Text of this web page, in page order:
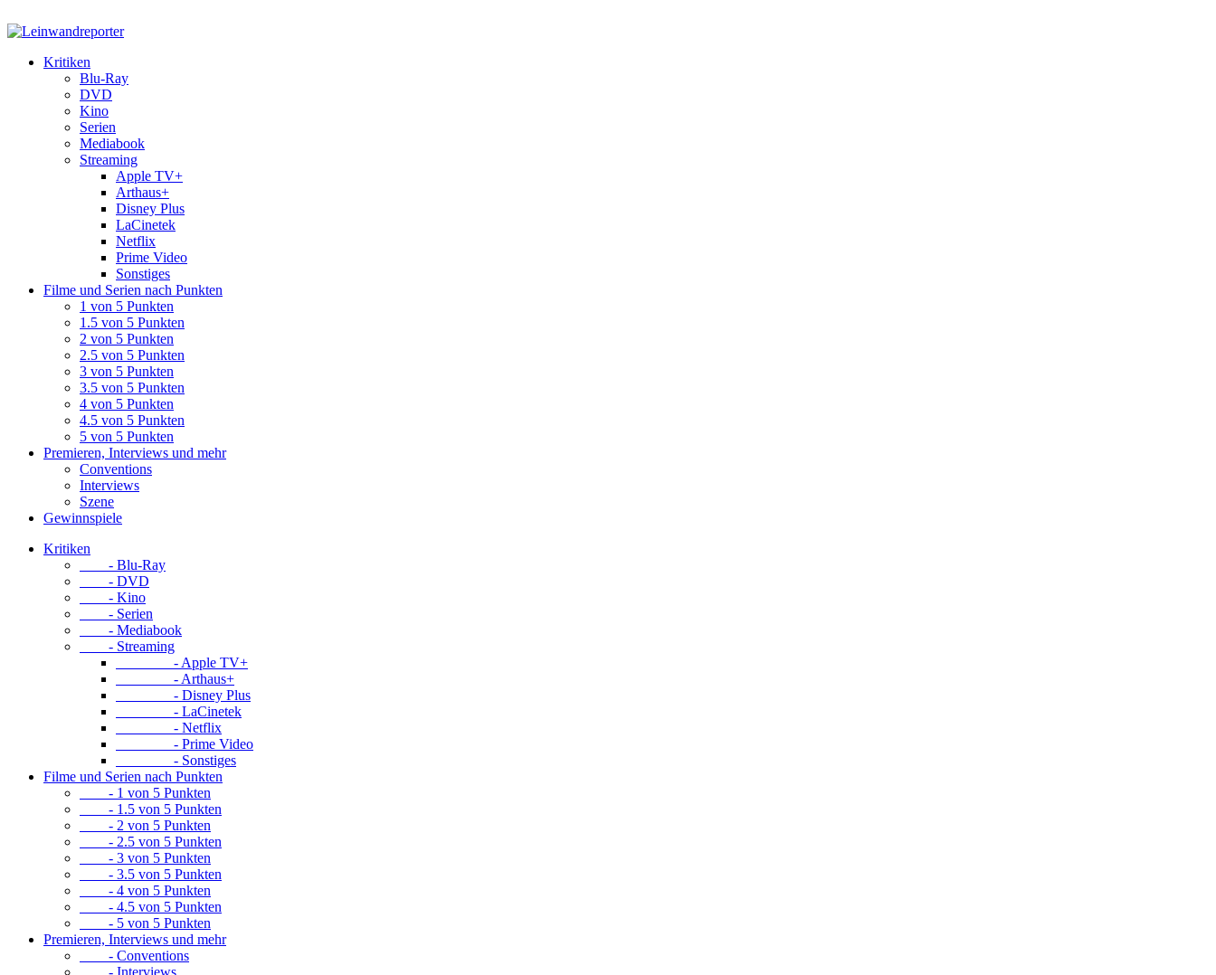
Kritiken
Blu-Ray
DVD
Kino
Serien
Mediabook
Streaming
Apple TV+
Arthaus+
Disney Plus
LaCinetek
Netflix
Prime Video
Sonstiges
Filme und Serien nach Punkten
1 von 5 Punkten
1.5 von 5 Punkten
2 von 5 Punkten
2.5 von 5 Punkten
3 von 5 Punkten
3.5 von 5 Punkten
4 von 5 Punkten
4.5 von 5 Punkten
5 von 5 Punkten
Premieren, Interviews und mehr
Conventions
Interviews
Szene
Gewinnspiele
Kritiken
- Blu-Ray
- DVD
- Kino
- Serien
- Mediabook
- Streaming
- Apple TV+
- Arthaus+
- Disney Plus
- LaCinetek
- Netflix
- Prime Video
- Sonstiges
Filme und Serien nach Punkten
- 1 von 5 Punkten
- 1.5 von 5 Punkten
- 2 von 5 Punkten
- 2.5 von 5 Punkten
- 3 von 5 Punkten
- 3.5 von 5 Punkten
- 4 von 5 Punkten
- 4.5 von 5 Punkten
- 5 von 5 Punkten
Premieren, Interviews und mehr
- Conventions
- Interviews